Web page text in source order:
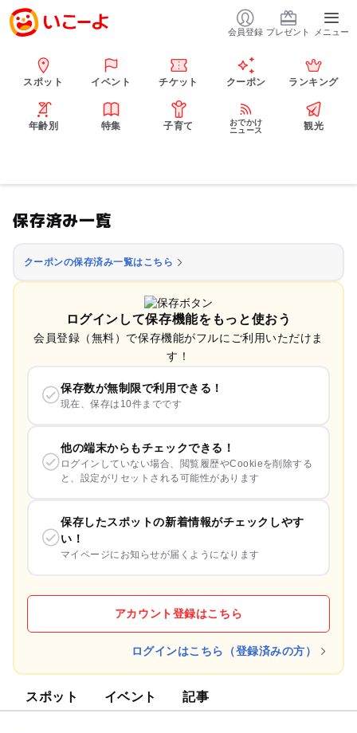
会員登録 プレゼント メニュー
スポット イベント チケット クーポン ランキング
年齢別 特集 子育て
おでかけ
ニュース
観光
保存済み一覧
クーポンの保存済み一覧はこちら
ログインして保存機能をもっと使おう
会員登録（無料）で保存機能がフルにご利用いただけま
す！
保存数が無制限で利用できる！
現在、保存は10件までです
他の端末からもチェックできる！
ログインしていない場合、閲覧履歴やCookieを削除する
と、設定がリセットされる可能性があります
保存したスポットの新着情報がチェックしやす
い！
マイページにお知らせが届くようになります
アカウント登録はこちら
ログインはこちら（登録済みの方）
スポット イベント 記事